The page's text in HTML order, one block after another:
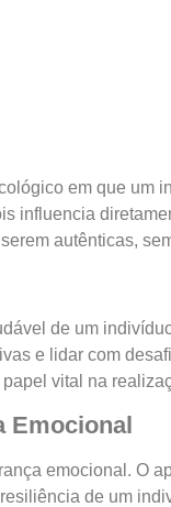
em que
influencia
autênticas,
de um
e lidar com
vital na
Emocional
emocional. O
de um